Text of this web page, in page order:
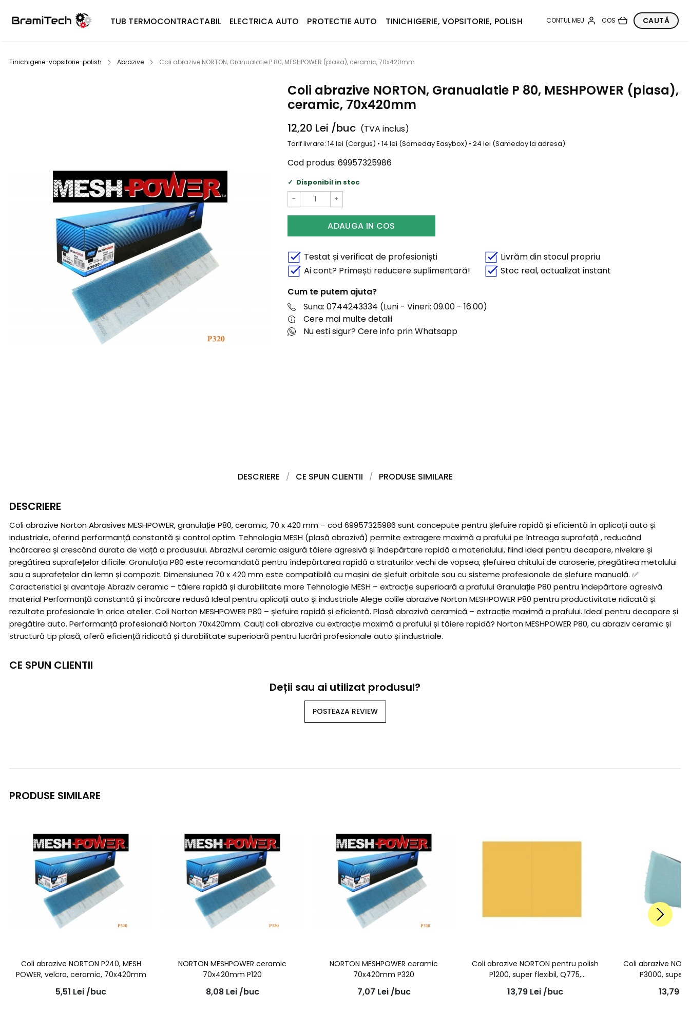
TUB TERMOCONTRACTABIL ELECTRICA AUTO PROTECTIE AUTO TINICHIGERIE, VOPSITORIE, POLISH
Tinichigerie-vopsitorie-polish Abrazive Coli abrazive NORTON, Granualatie P 80, MESHPOWER (plasa), ceramic, 70x420mm
Coli abrazive NORTON, Granualatie P 80, MESHPOWER (plasa),
ceramic, 70x420mm
12,20 Lei /buc (TVA inclus)
Tarif livrare: 14 lei (Cargus) • 14 lei (Sameday Easybox) • 24 lei (Sameday la adresa)
Cod produs: 69957325986
Disponibil in stoc
− +
ADAUGA IN COS
Testat și verificat de profesioniști
Livrăm din stocul propriu
Ai cont? Primești reducere suplimentară!
Stoc real, actualizat instant
Cum te putem ajuta?
Suna: 0744243334 (Luni - Vineri: 09.00 - 16.00)
Cere mai multe detalii
Nu esti sigur? Cere info prin Whatsapp
DESCRIERE CE SPUN CLIENTII PRODUSE SIMILARE
DESCRIERE
Coli abrazive Norton Abrasives MESHPOWER, granulație P80, ceramic, 70 x 420 mm – cod 69957325986 sunt concepute pentru șlefuire rapidă și eficientă în aplicații auto și
industriale, oferind performanță constantă și control optim. Tehnologia MESH (plasă abrazivă) permite extragere maximă a prafului pe întreaga suprafață , reducând
încărcarea și crescând durata de viață a produsului. Abrazivul ceramic asigură tăiere agresivă și îndepărtare rapidă a materialului, fiind ideal pentru decapare, nivelare și
pregătirea suprafețelor dificile. Granulația P80 este recomandată pentru îndepărtarea rapidă a straturilor vechi de vopsea, șlefuirea chitului de caroserie, pregătirea metalului
sau a suprafețelor din lemn și compozit. Dimensiunea 70 x 420 mm este compatibilă cu mașini de șlefuit orbitale sau cu sisteme profesionale de șlefuire manuală. ✅
Caracteristici și avantaje Abraziv ceramic – tăiere rapidă și durabilitate mare Tehnologie MESH – extracție superioară a prafului Granulație P80 pentru îndepărtare agresivă
material Performanță constantă și încărcare redusă Ideal pentru aplicații auto și industriale Alege colile abrazive Norton MESHPOWER P80 pentru productivitate ridicată și
rezultate profesionale în orice atelier. Coli Norton MESHPOWER P80 – șlefuire rapidă și eficientă. Plasă abrazivă ceramică – extracție maximă a prafului. Ideal pentru decapare și
pregătire auto. Performanță profesională Norton 70x420mm. Cauți coli abrazive cu extracție maximă a prafului și tăiere rapidă? Norton MESHPOWER P80, cu abraziv ceramic și
structură tip plasă, oferă eficiență ridicată și durabilitate superioară pentru lucrări profesionale auto și industriale.
CE SPUN CLIENTII
Deții sau ai utilizat produsul?
POSTEAZA REVIEW
PRODUSE SIMILARE
Coli abrazive NORTON P240, MESH
POWER, velcro, ceramic, 70x420mm
5,51 Lei /buc
NORTON MESHPOWER ceramic
70x420mm P120
8,08 Lei /buc
NORTON MESHPOWER ceramic
70x420mm P320
7,07 Lei /buc
Coli abrazive NORTON pentru polish
P1200, super flexibil, Q775,
170mm*130mm
13,79 Lei /buc
Coli abrazive
P3000, super
13,79